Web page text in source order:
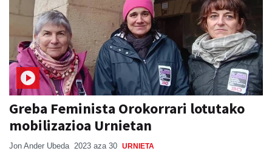
Greba Feminista Orokorrari lotutako
mobilizazioa Urnietan
Jon Ander Ubeda 2023 aza 30 URNIETA